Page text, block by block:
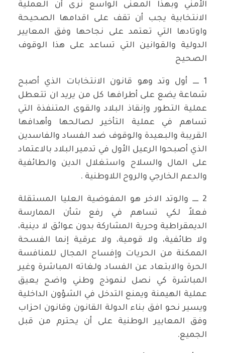
الأمني وبهذا المعنى الواسع نرى أن العملية
الانتخابية يجب أن تقف على اقدامها الصحيحة
واوتادها التي تعتمد على نجاحها وفق المعايير
الدولية والقوانين التي تساعد على هذا الوقوف
الصحيح
1 ــــ أول وتد وهو قانون الانتخابات الذي أصبح
شماعة يضع على أطرافها كل من يريد ان تتعطل
عملية التطور وإنقاذ البلاد والقوى المتنفذة التي
تساهم في عملية التأخير لصالحها وأهدافها
القريبة والبعيدة والوقوف ضد الفساد والفاسدين
الذي أصبحوا الرعيل الأول في تدمير البلاد بالاعتماد
على المال والسلاح واستغلال الدين والطائفية
والدعم الخارجي والروح اللاوطنية .
2 ــــ والوتد الاخر هو المفوضية العليا المستقلة
فعلاً لكي تساهم في رفع شأن الممارسة
الديمقراطية وحرية المشاركة بدون عوائق لا دينية،
ولا طائفية، ولا قومية، ولا عرقية إنما الفسحة
الممكنة من الحريات وإفساح المجال للمنافسة
الحرة والابتعاد عن الفساد ولغاته المباشرة وغير
المباشرة كي نصل لنموذج وطني واضح يعيق
عملية الهيمنة ويمنع التدخل في الشؤون الداخلية
ويسير نحو افق بناء الدولة القانون وقانون احزاب
وفق المعايير الوطنية على أن يحترم من قبل
الجميع.